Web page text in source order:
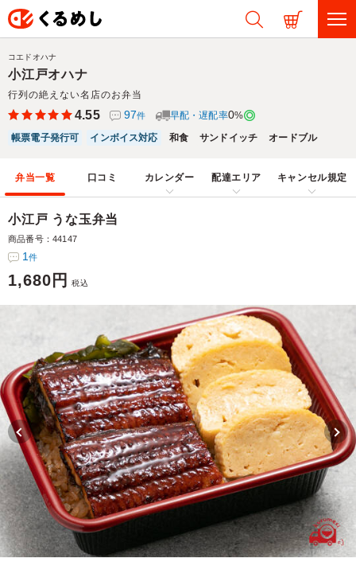
小江戸オハナ
行列の絶えない名店のお弁当
コエドオハナ
4.55 97件 早配・遅配率0%
帳票電子発行可
インボイス対応 和食 サンドイッチ オードブル
弁当一覧 口コミ カレンダー 配達エリア キャンセル規定
小江戸 うな玉弁当
商品番号：44147
1件
1,680円 税込